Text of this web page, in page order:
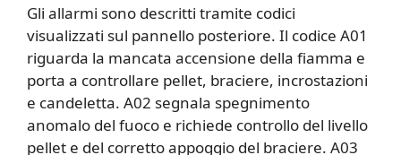
Gli allarmi sono descritti tramite codici
visualizzati sul pannello posteriore. Il codice A01
riguarda la mancata accensione della fiamma e
porta a controllare pellet, braciere, incrostazioni
e candeletta. A02 segnala spegnimento
anomalo del fuoco e richiede controllo del livello
pellet e del corretto appoggio del braciere. A03